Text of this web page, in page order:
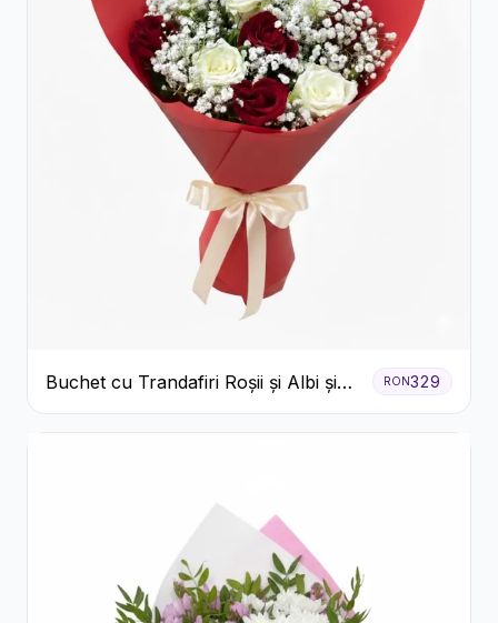
Buchet cu Trandafiri Roșii și Albi și
Gypsophila
RON329